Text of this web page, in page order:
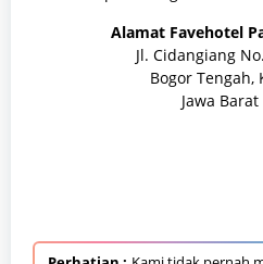
Alamat Favehotel
Jl. Cidangiang
Bogor Tengah,
Jawa